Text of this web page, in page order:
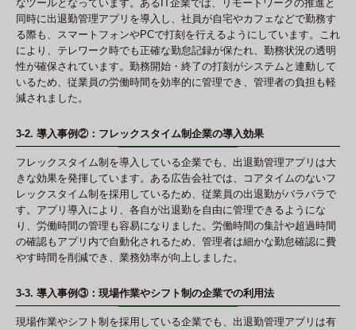
なツールとなっています。あるIT企業では、リモートワークの推進と
同時に出退勤管理アプリを導入し、社員が自宅やカフェなどで勤務す
る際も、スマートフォンやPCで打刻を行えるようにしています。これ
により、テレワーク時でも正確な勤怠記録が保たれ、勤務状況の透明
性が確保されています。勤務開始・終了の打刻がシステムと連動して
いるため、従業員の労働時間を効率的に管理でき、管理者の負担も軽
減されました。
3-2. 導入事例②：フレックスタイム制企業の導入効果
フレックスタイム制を導入している企業でも、出退勤管理アプリは大
きな効果を発揮しています。ある広告会社では、コアタイムのないフ
レックスタイム制を採用しているため、従業員の出退勤がバラバラで
す。アプリ導入により、各自が出退勤を自由に管理できるようにな
り、労働時間の管理も容易になりました。労働時間の集計や超過時間
の確認もアプリ内で自動化されるため、管理者は細かな勤怠確認に費
やす時間を削減でき、業務効率が向上しました。
3-3. 導入事例③：現場作業やシフト制の企業での利用法
現場作業やシフト制を採用している企業でも、出退勤管理アプリは有